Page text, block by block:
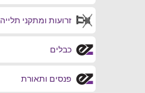
זרועות ומתקני תלייה
כבלים
פנסים ותאורת